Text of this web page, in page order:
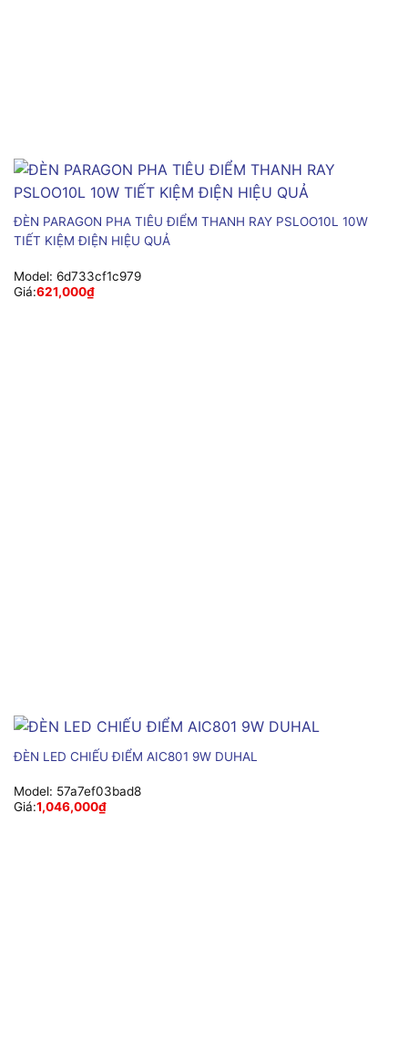
ĐÈN PARAGON PHA TIÊU ĐIỂM THANH RAY PSLOO10L 10W
TIẾT KIỆM ĐIỆN HIỆU QUẢ
Model: 6d733cf1c979
Giá:621,000₫
ĐÈN LED CHIẾU ĐIỂM AIC801 9W DUHAL
Model: 57a7ef03bad8
Giá:1,046,000₫